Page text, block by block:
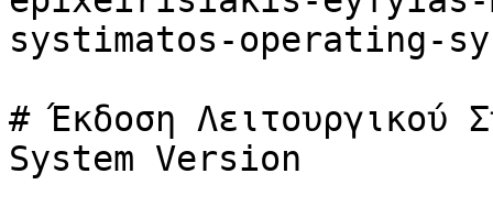
systimatos-operating-
# Έκδοση Λειτουργικού
System Version